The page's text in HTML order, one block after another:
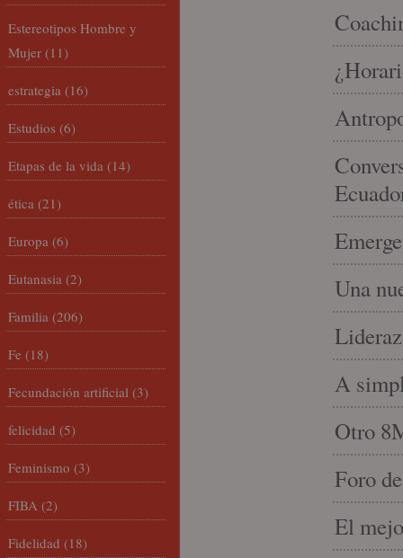
Una
A
Otro
Foro
El
Estereotipos Hombre y
Mujer (11)
estrategia (16)
Estudios (6)
Etapas de la vida (14)
ética (21)
Europa (6)
Eutanasia (2)
Familia (206)
Fe (18)
Fecundación artificial (3)
felicidad (5)
Feminismo (3)
FIBA (2)
Fidelidad (18)